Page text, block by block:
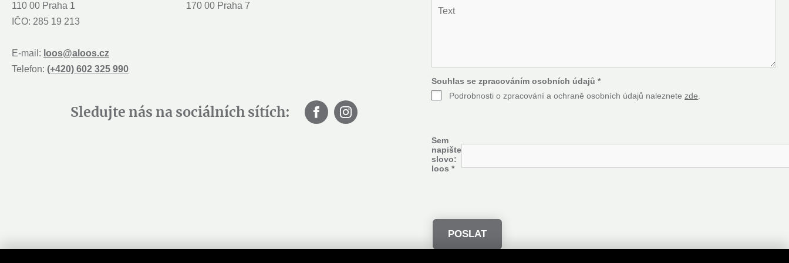
110 00 Praha 1
IČO: 285 19 213
E-mail: loos@aloos.cz
Telefon: (+420) 602 325 990
170 00 Praha 7
Sledujte nás na sociálních sítích:
Souhlas se zpracováním osobních údajů*
Podrobnosti o zpracování a ochraně osobních údajů naleznetezde.
Sem
napište
slovo:
loos *